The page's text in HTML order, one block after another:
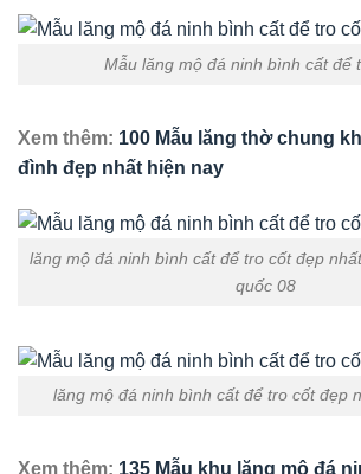
Mẫu lăng mộ đá ninh bình cất để
Xem thêm: 100 Mẫu lăng thờ chung
đình đẹp nhất hiện nay
lăng mộ đá ninh bình cất để tro cốt đẹp
quốc 08
lăng mộ đá ninh bình cất để tro cốt đẹp
Xem thêm: 135 Mẫu khu lăng mộ đá